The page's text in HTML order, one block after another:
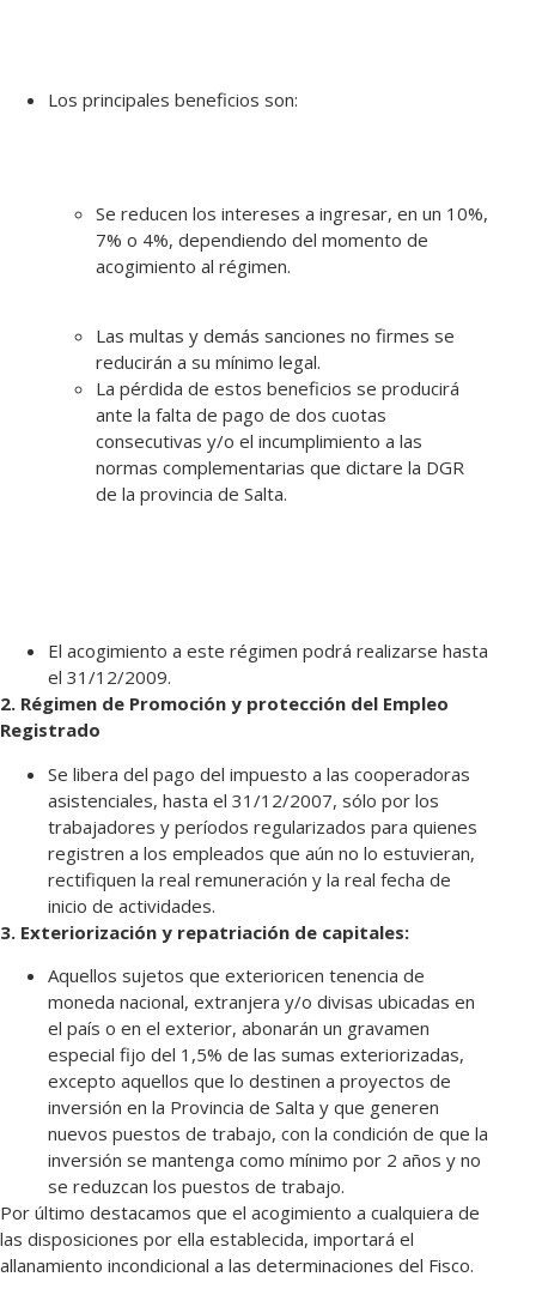
Los principales beneficios son:
Se reducen los intereses a ingresar, en un 10%,
7% o 4%, dependiendo del momento de
acogimiento al régimen.
Las multas y demás sanciones no firmes se
reducirán a su mínimo legal.
La pérdida de estos beneficios se producirá
ante la falta de pago de dos cuotas
consecutivas y/o el incumplimiento a las
normas complementarias que dictare la DGR
de la provincia de Salta.
El acogimiento a este régimen podrá realizarse hasta
el 31/12/2009.
2. Régimen de Promoción y protección del Empleo
Registrado
Se libera del pago del impuesto a las cooperadoras
asistenciales, hasta el 31/12/2007, sólo por los
trabajadores y períodos regularizados para quienes
registren a los empleados que aún no lo estuvieran,
rectifiquen la real remuneración y la real fecha de
inicio de actividades.
3. Exteriorización y repatriación de capitales:
Aquellos sujetos que exterioricen tenencia de
moneda nacional, extranjera y/o divisas ubicadas en
el país o en el exterior, abonarán un gravamen
especial fijo del 1,5% de las sumas exteriorizadas,
excepto aquellos que lo destinen a proyectos de
inversión en la Provincia de Salta y que generen
nuevos puestos de trabajo, con la condición de que la
inversión se mantenga como mínimo por 2 años y no
se reduzcan los puestos de trabajo.
Por último destacamos que el acogimiento a cualquiera de
las disposiciones por ella establecida, importará el
allanamiento incondicional a las determinaciones del Fisco.